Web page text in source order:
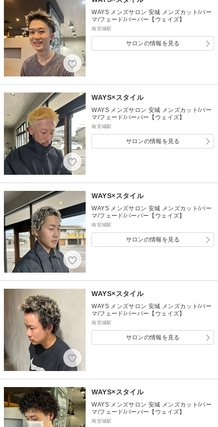
WAYS メンズサロン 安城 メンズカット/パー
マ/フェード/バーバー【ウェイズ】
南安城駅
サロンの情報を見る
WAYS×スタイル
WAYS メンズサロン 安城 メンズカット/パー
マ/フェード/バーバー【ウェイズ】
南安城駅
サロンの情報を見る
WAYS×スタイル
WAYS メンズサロン 安城 メンズカット/パー
マ/フェード/バーバー【ウェイズ】
南安城駅
サロンの情報を見る
WAYS×スタイル
WAYS メンズサロン 安城 メンズカット/パー
マ/フェード/バーバー【ウェイズ】
南安城駅
サロンの情報を見る
WAYS×スタイル
WAYS メンズサロン 安城 メンズカット/パー
マ/フェード/バーバー【ウェイズ】
南安城駅